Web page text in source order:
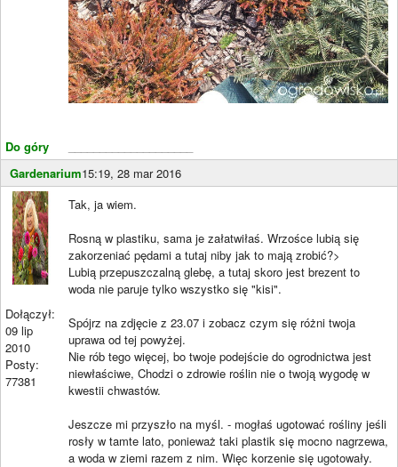
Do góry
Gardenarium15:19, 28 mar 2016
Dołączył:
09 lip
2010
Posty:
77381
Tak, ja wiem.
Rosną w plastiku, sama je załatwiłaś. Wrzośce lubią się
zakorzeniać pędami a tutaj niby jak to mają zrobić?>
Lubią przepuszczalną glebę, a tutaj skoro jest brezent to
woda nie paruje tylko wszystko się "kisi".
Spójrz na zdjęcie z 23.07 i zobacz czym się różni twoja
uprawa od tej powyżej.
Nie rób tego więcej, bo twoje podejście do ogrodnictwa jest
niewłaściwe, Chodzi o zdrowie roślin nie o twoją wygodę w
kwestii chwastów.
Jeszcze mi przyszło na myśl. - mogłaś ugotować rośliny jeśli
rosły w tamte lato, ponieważ taki plastik się mocno nagrzewa,
a woda w ziemi razem z nim. Więc korzenie się ugotowały.